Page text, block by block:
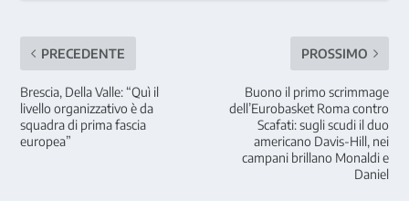
PRECEDENTE
Brescia, Della Valle: “Quì il
livello organizzativo è da
squadra di prima fascia
europea”
PROSSIMO
Buono il primo scrimmage
dell’Eurobasket Roma contro
Scafati: sugli scudi il duo
americano Davis-Hill, nei
campani brillano Monaldi e
Daniel